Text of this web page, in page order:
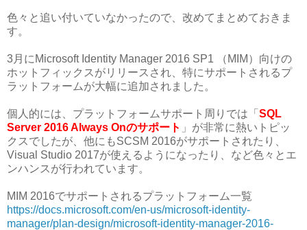
色々と追い付いていなかったので、改めてまとめておきま
す。
3月にMicrosoft Identity Manager 2016 SP1 （MIM）向けの
ホットフィックスがリリースされ、特にサポートされるプ
ラットフォームが大幅に追加されました。
個人的には、プラットフォームサポート周りでは「 SQL
Server 2016 Always Onのサポート 」が非常に熱いトピッ
クスでしたが、他にもSCSM 2016がサポートされたり、
Visual Studio 2017が使えるようになったり、など色々とエ
ンハンスが行われています。
MIM 2016でサポートされるプラットフォーム一覧
https://docs.microsoft.com/en-us/microsoft-identity-
manager/plan-design/microsoft-identity-manager-2016-